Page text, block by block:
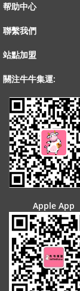
帮助中心
聯繫我們
站點加盟
關注牛牛集運:
Apple App